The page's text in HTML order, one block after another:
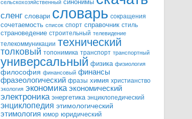
сельскохозяйственный синонимы
сленг словари словарь сокращения
сочетаемость список спорт справочник стиль
страноведение строительный телевидение
телекоммуникации технический
толковый топонимика транспорт транспортный
универсальный физика физиология
философия финансовый финансы
фразеологический фразы химия христианство
экология экономика экономический
электроника энергетика энциклопедический
энциклопедия этимологический
этимология юмор юридический